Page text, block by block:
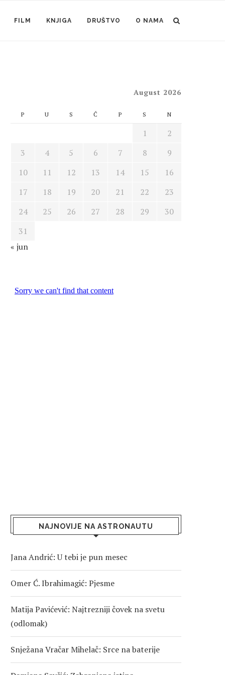
FILM KNJIGA DRUŠTVO O NAMA
August 2026
P U S Č P S N
1
2
3
4 5 6 7 8
9
10
11 12 13 14 15
16
17
18 19 20 21 22
23
24
25 26 27 28 29
30
31
« jun
NAJNOVIJE NA ASTRONAUTU
Jana Andrić: U tebi je pun mesec
Omer Ć. Ibrahimagić: Pjesme
Matija Pavićević: Najtrezniji čovek na svetu
(odlomak)
Snježana Vračar Mihelač: Srce na baterije